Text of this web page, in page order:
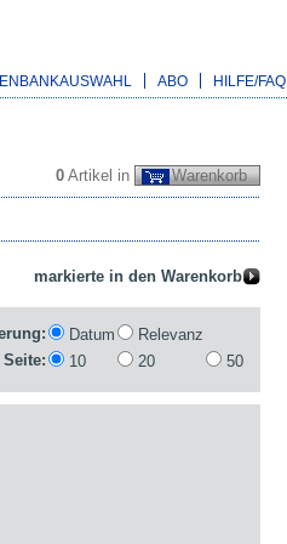
ABO HILFE/FAQ
0 Artikel in Warenkorb
Datum
Relevanz
10 20 50